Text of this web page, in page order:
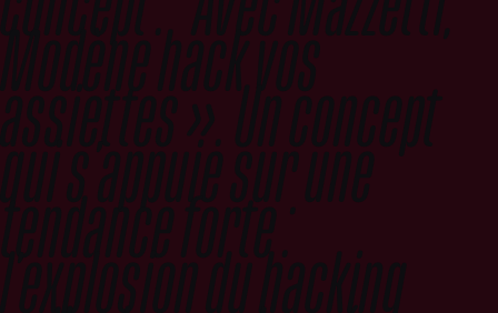
Modène hack vos
assiettes ». Un concept
qui s’appuie sur une
tendance forte :
l’explosion du hacking